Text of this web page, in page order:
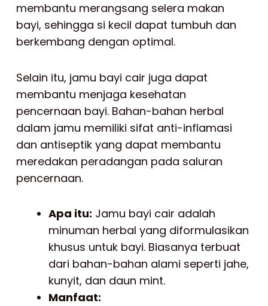
membantu merangsang selera makan
bayi, sehingga si kecil dapat tumbuh dan
berkembang dengan optimal.
Selain itu, jamu bayi cair juga dapat
membantu menjaga kesehatan
pencernaan bayi. Bahan-bahan herbal
dalam jamu memiliki sifat anti-inflamasi
dan antiseptik yang dapat membantu
meredakan peradangan pada saluran
pencernaan.
Apa itu: Jamu bayi cair adalah
minuman herbal yang diformulasikan
khusus untuk bayi. Biasanya terbuat
dari bahan-bahan alami seperti jahe,
kunyit, dan daun mint.
Manfaat: